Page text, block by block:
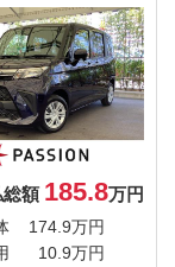
総額 185.8万円
174.9万円
10.9万円